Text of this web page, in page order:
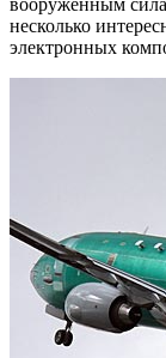
вооруженным
несколько
электронных